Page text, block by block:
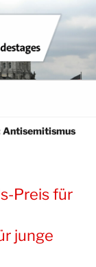
Antisemitismus
Preis für
junge